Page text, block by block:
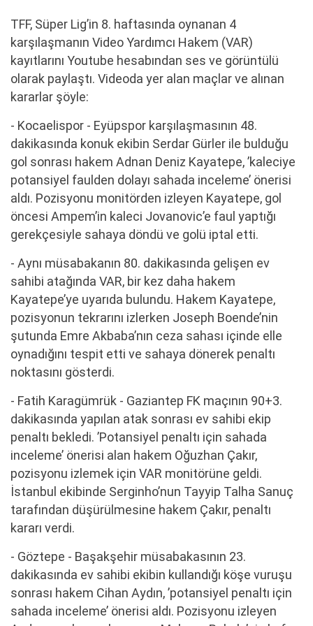
TFF, Süper Lig’in 8. haftasında oynanan 4
karşılaşmanın Video Yardımcı Hakem (VAR)
kayıtlarını Youtube hesabından ses ve görüntülü
olarak paylaştı. Videoda yer alan maçlar ve alınan
kararlar şöyle:
- Kocaelispor - Eyüpspor karşılaşmasının 48.
dakikasında konuk ekibin Serdar Gürler ile bulduğu
gol sonrası hakem Adnan Deniz Kayatepe, ’kaleciye
potansiyel faulden dolayı sahada inceleme’ önerisi
aldı. Pozisyonu monitörden izleyen Kayatepe, gol
öncesi Ampem’in kaleci Jovanovic’e faul yaptığı
gerekçesiyle sahaya döndü ve golü iptal etti.
- Aynı müsabakanın 80. dakikasında gelişen ev
sahibi atağında VAR, bir kez daha hakem
Kayatepe’ye uyarıda bulundu. Hakem Kayatepe,
pozisyonun tekrarını izlerken Joseph Boende’nin
şutunda Emre Akbaba’nın ceza sahası içinde elle
oynadığını tespit etti ve sahaya dönerek penaltı
noktasını gösterdi.
- Fatih Karagümrük - Gaziantep FK maçının 90+3.
dakikasında yapılan atak sonrası ev sahibi ekip
penaltı bekledi. ’Potansiyel penaltı için sahada
inceleme’ önerisi alan hakem Oğuzhan Çakır,
pozisyonu izlemek için VAR monitörüne geldi.
İstanbul ekibinde Serginho’nun Tayyip Talha Sanuç
tarafından düşürülmesine hakem Çakır, penaltı
kararı verdi.
- Göztepe - Başakşehir müsabakasının 23.
dakikasında ev sahibi ekibin kullandığı köşe vuruşu
sonrası hakem Cihan Aydın, ’potansiyel penaltı için
sahada inceleme’ önerisi aldı. Pozisyonu izleyen